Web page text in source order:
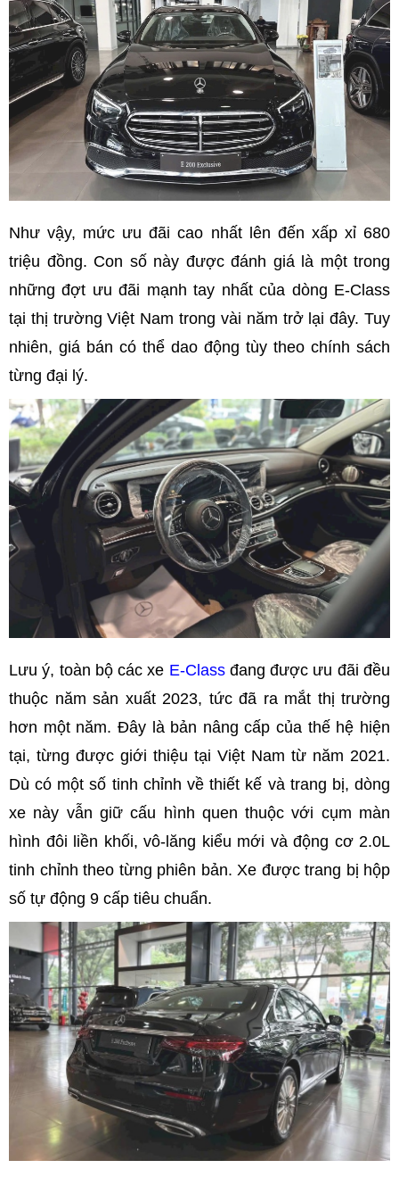
Như vậy, mức ưu đãi cao nhất lên đến xấp xỉ 680
triệu đồng. Con số này được đánh giá là một trong
những đợt ưu đãi mạnh tay nhất của dòng E-Class
tại thị trường Việt Nam trong vài năm trở lại đây. Tuy
nhiên, giá bán có thể dao động tùy theo chính sách
từng đại lý.
Lưu ý, toàn bộ các xe E-Classđang được ưu đãi đều
thuộc năm sản xuất 2023, tức đã ra mắt thị trường
hơn một năm. Đây là bản nâng cấp của thế hệ hiện
tại, từng được giới thiệu tại Việt Nam từ năm 2021.
Dù có một số tinh chỉnh về thiết kế và trang bị, dòng
xe này vẫn giữ cấu hình quen thuộc với cụm màn
hình đôi liền khối, vô-lăng kiểu mới và động cơ 2.0L
tinh chỉnh theo từng phiên bản. Xe được trang bị hộp
số tự động 9 cấp tiêu chuẩn.